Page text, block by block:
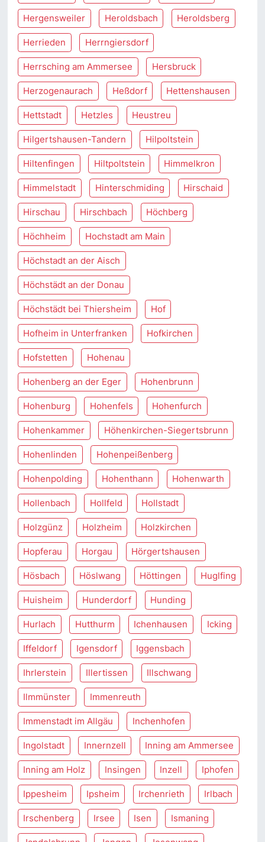
Hergensweiler Heroldsbach Heroldsberg
Herrieden Herrngiersdorf
Herrsching am Ammersee Hersbruck
Herzogenaurach Heßdorf Hettenshausen
Hettstadt Hetzles Heustreu
Hilgertshausen-Tandern Hilpoltstein
Hiltenfingen Hiltpoltstein Himmelkron
Himmelstadt Hinterschmiding Hirschaid
Hirschau Hirschbach Höchberg
Höchheim Hochstadt am Main
Höchstadt an der Aisch
Höchstädt an der Donau
Höchstädt bei Thiersheim Hof
Hofheim in Unterfranken Hofkirchen
Hofstetten Hohenau
Hohenberg an der Eger Hohenbrunn
Hohenburg Hohenfels Hohenfurch
Hohenkammer Höhenkirchen-Siegertsbrunn
Hohenlinden Hohenpeißenberg
Hohenpolding Hohenthann Hohenwarth
Hollenbach Hollfeld Hollstadt
Holzgünz Holzheim Holzkirchen
Hopferau Horgau Hörgertshausen
Hösbach Höslwang Höttingen Huglfing
Huisheim Hunderdorf Hunding
Hurlach Hutthurm Ichenhausen Icking
Iffeldorf Igensdorf Iggensbach
Ihrlerstein Illertissen Illschwang
Ilmmünster Immenreuth
Immenstadt im Allgäu Inchenhofen
Ingolstadt Innernzell Inning am Ammersee
Inning am Holz Insingen Inzell Iphofen
Ippesheim Ipsheim Irchenrieth Irlbach
Irschenberg Irsee Isen Ismaning